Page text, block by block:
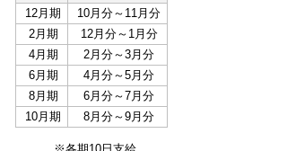
12月期
10月分～11月分
2月期
12月分～1月分
4月期
2月分～3月分
6月期
4月分～5月分
8月期
6月分～7月分
10月期
8月分～9月分